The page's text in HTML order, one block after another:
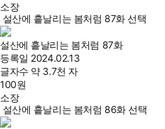
소장
설산에 흩날리는 봄처럼 87화 선택
설산에 흩날리는 봄처럼 87화
등록일 2024.02.13
글자수 약 3.7천 자
100원
소장
설산에 흩날리는 봄처럼 86화 선택